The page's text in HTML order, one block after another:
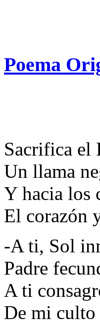
Poema
Sacrifica el
Un llama
Y hacia los
El corazón
-A ti, Sol
Padre
A ti
De mi